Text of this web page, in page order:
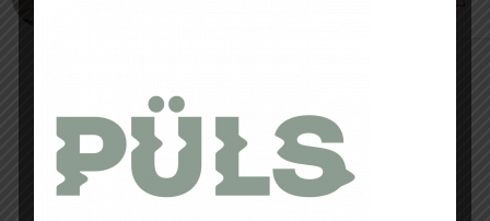
Retour au début